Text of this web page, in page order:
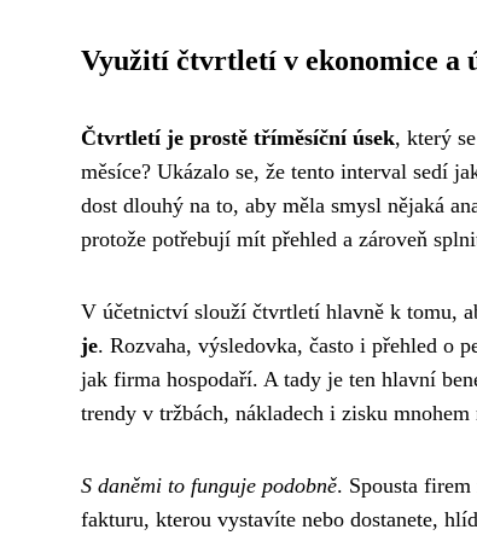
Využití čtvrtletí v ekonomice a
Čtvrtletí je prostě tříměsíční úsek, který
měsíce? Ukázalo se, že tento interval sedí
dost dlouhý na to, aby měla smysl nějaká
protože potřebují mít přehled a zároveň
V účetnictví slouží čtvrtletí hlavně k tomu,
je. Rozvaha, výsledovka, často i přehled o
jak firma hospodaří. A tady je ten hlavní
trendy v tržbách, nákladech i zisku
S daněmi to funguje podobně. Spousta
fakturu, kterou vystavíte nebo dostanete,